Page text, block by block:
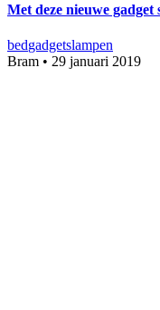
Met deze nieuwe
bedgadgetslampen
Bram • 29 januari 2019